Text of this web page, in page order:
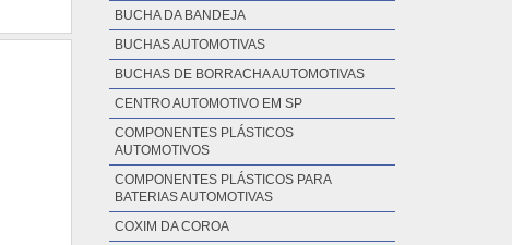
BUCHA DA BANDEJA
BUCHAS AUTOMOTIVAS
BUCHAS DE BORRACHA AUTOMOTIVAS
CENTRO AUTOMOTIVO EM SP
COMPONENTES PLÁSTICOS
AUTOMOTIVOS
COMPONENTES PLÁSTICOS PARA
BATERIAS AUTOMOTIVAS
COXIM DA COROA